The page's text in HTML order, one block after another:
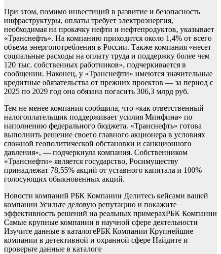
При этом, помимо инвестиций в развитие и безопасность
инфраструктуры, оплаты требует электроэнергия,
необходимая на прокачку нефти и нефтепродуктов, указывает
«Транснефть». На компанию приходится около 1,4% от всего
объема энергопотребления в России. Также компания «несет
социальные расходы на оплату труда и поддержку более чем
120 тыс. собственных работников», подчеркивается в
сообщении. Наконец, у «Транснефти» имеются значительные
кредитные обязательства от прежних проектов — за период с
2025 по 2029 год она обязана погасить 306,3 млрд руб.
Тем не менее компания сообщила, что «как ответственный
налогоплательщик поддерживает усилия Минфина» по
наполнению федерального бюджета. «Транснефть» готова
выполнить решение своего главного акционера в условиях
сложной геополитической обстановки и санкционного
давления», — подчеркнула компания. Собственником
«Транснефти» является государство, Росимуществу
принадлежат 78,55% акций от уставного капитала и 100%
голосующих обыкновенных акций.
Новости компаний РБК Компании Делитесь кейсами вашей
компании Усильте деловую репутацию и покажите
эффективность решений на реальных примерахРБК Компании
Самые крупные компании в научной сфере деятельности
Изучите данные в каталогеРБК Компании Крупнейшие
компании в детективной и охранной сфере Найдите и
проверьте данные в каталоге